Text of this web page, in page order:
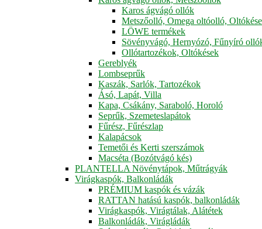
Karos ágvágó ollók
Metszőolló, Omega oltóolló,
LÖWE termékek
Sövényvágó, Hernyózó, Fűnyíró
Ollótartozékok, Oltókések
Gereblyék
Lombseprűk
Kaszák, Sarlók, Tartozékok
Ásó, Lapát, Villa
Kapa, Csákány, Saraboló, Horoló
Seprűk, Szemeteslapátok
Fűrész, Fűrészlap
Kalapácsok
Temetői és Kerti szerszámok
Macséta (Bozótvágó kés)
PLANTELLA Növénytápok, Műtrágyák
Virágkaspók, Balkonládák
PRÉMIUM kaspók és vázák
RATTAN hatású kaspók, balkonládák
Virágkaspók, Virágtálak, Alátétek
Balkonládák, Virágládák